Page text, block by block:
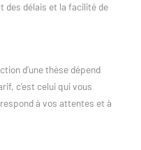
des délais et la facilité de
d’une thèse dépend
c’est celui qui vous
à vos attentes et à